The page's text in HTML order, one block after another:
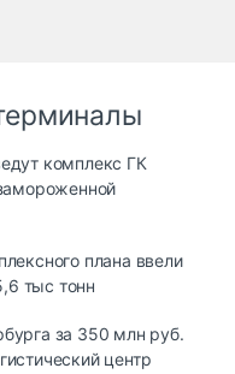
комплекс ГК
плана ввели
тыс тонн
за 350 млн руб.
центр